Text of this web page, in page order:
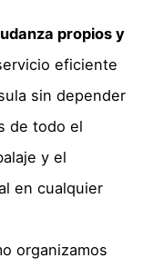
propios y
eficiente
sin depender
de todo el
y el
en cualquier
organizamos